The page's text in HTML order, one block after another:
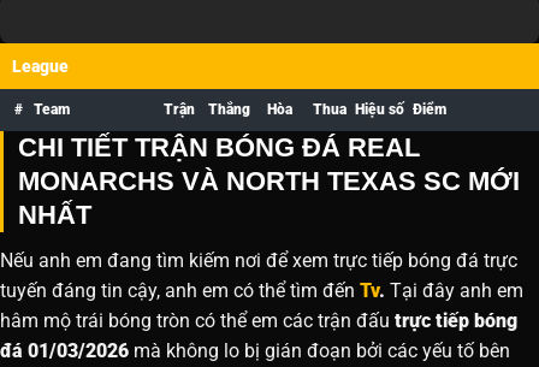
League
# Team Trận Thắng Hòa Thua Hiệu số Điểm
CHI TIẾT TRẬN BÓNG ĐÁ REAL
MONARCHS VÀ NORTH TEXAS SC MỚI
NHẤT
Nếu anh em đang tìm kiếm nơi để xem trực tiếp bóng đá trực
tuyến đáng tin cậy, anh em có thể tìm đến Tv. Tại đây anh em
hâm mộ trái bóng tròn có thể em các trận đấu trực tiếp bóng
đá 01/03/2026 mà không lo bị gián đoạn bởi các yếu tố bên